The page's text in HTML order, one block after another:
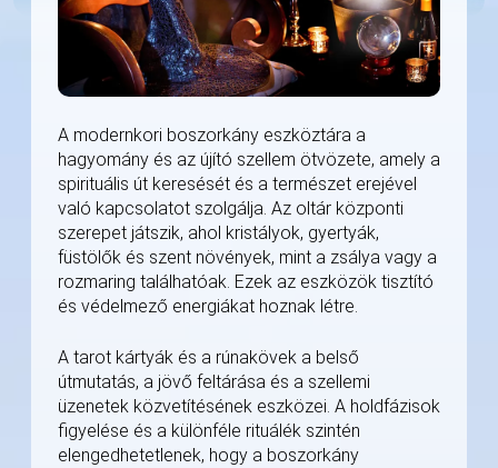
A modernkori boszorkány eszköztára a
hagyomány és az újító szellem ötvözete, amely a
spirituális út keresését és a természet erejével
való kapcsolatot szolgálja. Az oltár központi
szerepet játszik, ahol kristályok, gyertyák,
füstölők és szent növények, mint a zsálya vagy a
rozmaring találhatóak. Ezek az eszközök tisztító
és védelmező energiákat hoznak létre.
A tarot kártyák és a rúnakövek a belső
útmutatás, a jövő feltárása és a szellemi
üzenetek közvetítésének eszközei. A holdfázisok
figyelése és a különféle rituálék szintén
elengedhetetlenek, hogy a boszorkány